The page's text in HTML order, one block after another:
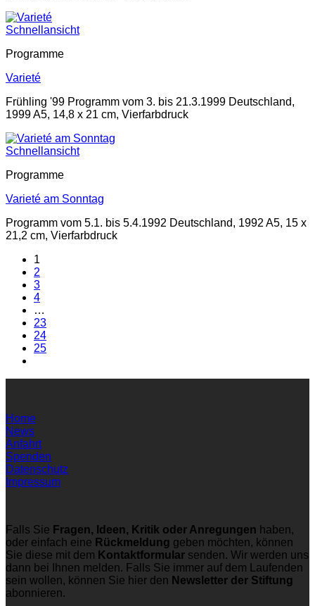
Schnellansicht
Programme
Varieté
Frühling '99 Programm vom 3. bis 21.3.1999 Deutschland,
1999 A5, 14,8 x 21 cm, Vierfarbdruck
Schnellansicht
Programme
Varieté am Sonntag
Programm vom 5.1. bis 5.4.1992 Deutschland, 1992 A5, 15 x
21,2 cm, Vierfarbdruck
1
2
3
4
…
23
24
25
Home
News
Anfahrt
Spenden
Datenschutz
Impressum
Falls Sie Fragen, Ideen, Kritik oder Anregungen haben,
oder einfach eine Rückmeldung geben möchten, können
Sie diese mit dem Kontaktformular senden. Wir werden uns
dann bei Ihnen melden. Falls Sie immer auf dem Laufenden
sein wollen, können Sie hier den Newsletter der Stiftung
abonnieren.